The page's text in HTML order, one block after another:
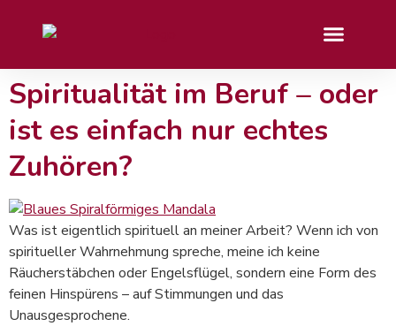
Spiritualität im Beruf – oder
ist es einfach nur echtes
Zuhören?
Was ist eigentlich spirituell an meiner Arbeit? Wenn ich von
spiritueller Wahrnehmung spreche, meine ich keine
Räucherstäbchen oder Engelsflügel, sondern eine Form des
feinen Hinspürens – auf Stimmungen und das
Unausgesprochene.